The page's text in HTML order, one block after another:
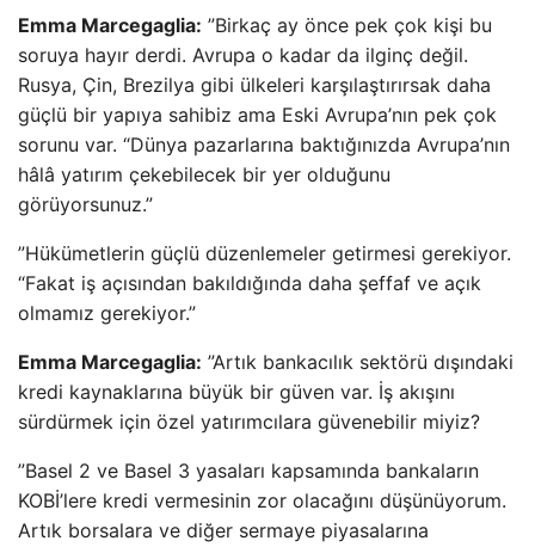
Emma Marcegaglia: ”Birkaç ay önce pek çok kişi bu
soruya hayır derdi. Avrupa o kadar da ilginç değil.
Rusya, Çin, Brezilya gibi ülkeleri karşılaştırırsak daha
güçlü bir yapıya sahibiz ama Eski Avrupa’nın pek çok
sorunu var. “Dünya pazarlarına baktığınızda Avrupa’nın
hâlâ yatırım çekebilecek bir yer olduğunu
görüyorsunuz.”
”Hükümetlerin güçlü düzenlemeler getirmesi gerekiyor.
“Fakat iş açısından bakıldığında daha şeffaf ve açık
olmamız gerekiyor.”
Emma Marcegaglia: ”Artık bankacılık sektörü dışındaki
kredi kaynaklarına büyük bir güven var. İş akışını
sürdürmek için özel yatırımcılara güvenebilir miyiz?
”Basel 2 ve Basel 3 yasaları kapsamında bankaların
KOBİ’lere kredi vermesinin zor olacağını düşünüyorum.
Artık borsalara ve diğer sermaye piyasalarına